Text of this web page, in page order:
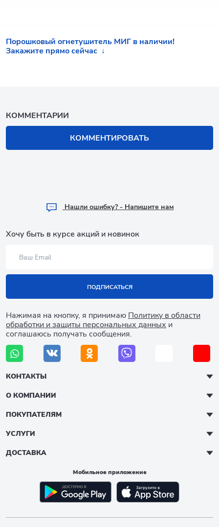
Порошковый огнетушитель МИГ в наличии!
Закажите прямо сейчас ↓
КОММЕНТАРИИ
КОММЕНТИРОВАТЬ
Hашли ошибку? - Напишите нам
Хочу быть в курсе акций и новинок
ПОДПИСАТЬСЯ
Нажимая на кнопку, я принимаю Политику в области
обработки и защиты персональных данных и
соглашаюсь получать сообщения.
КОНТАКТЫ
О КОМПАНИИ
ПОКУПАТЕЛЯМ
УСЛУГИ
ДОСТАВКА
Мобильное приложение